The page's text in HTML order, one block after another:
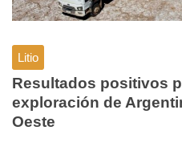
Litio
Resultados positivos
exploración de
Oeste